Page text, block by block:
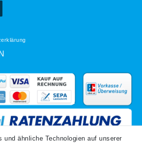
und ähnliche Technologien auf unserer